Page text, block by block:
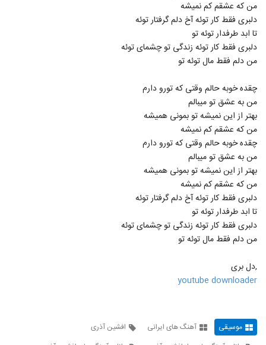
604
605
Aghili Sooratgar)
606
موزیک زیبای عهد کردم از ایوان بند
۲,۴۳۸ بازدید
607
۱,۸۶۹ بازدید
608
دانلود آهنگ به کی بگم از امیرعلی
609
دانلود آهنگ ابوالفضل اسماعیلی سرگردون
611
۲,۱۸۱ بازدید
من که عشقم کم نمیشه
دلبری فقط کار توئه آخ دلم گرفتار توئه
تا ابد طرفدار توئه تو
دلبری فقط کار توئه زندگی تو چشمای توئه
من دلم فقط مال توئه تو
چقده خوبه حالم وقتی که تورو دارم
من به عشق تو میبالم
بهتر از این نمیشه تو بمونی همیشه
من که عشقم کم نمیشه
چقده خوبه حالم وقتی که تورو دارم
من به عشق تو میبالم
بهتر از این نمیشه تو بمونی همیشه
من که عشقم کم نمیشه
دلبری فقط کار توئه آخ دلم گرفتار توئه
تا ابد طرفدار توئه تو
دلبری فقط کار توئه زندگی تو چشمای توئه
من دلم فقط مال توئه تو
,دل بری
youtube downloader
موسیقی آهنگ های ایرانی
افشین آذری